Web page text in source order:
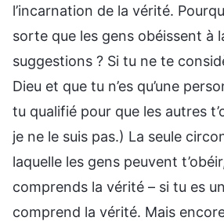
l’incarnation de la vérité.
sorte que les gens obéissent à
suggestions ? Si tu ne te
Dieu et que tu n’es qu’une
tu qualifié pour que les autres
je ne le suis pas.) La seule
laquelle les gens peuvent
comprends la vérité – si tu es
comprend la vérité. Mais